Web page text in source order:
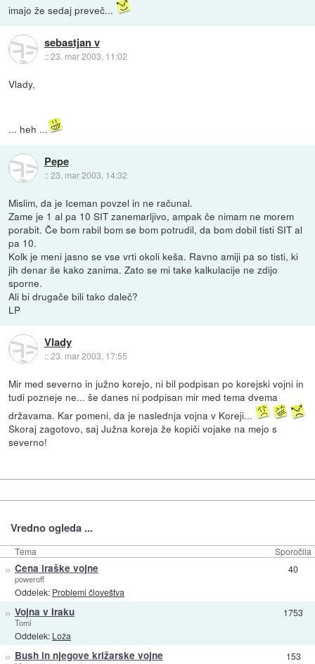
imajo že sedaj preveč...
sebastjan v
::23. mar 2003, 11:02
Vlady,
... heh ...
Pepe
::23. mar 2003, 14:32
Mislim, da je Iceman povzel in ne računal.
Zame je 1 al pa 10 SIT zanemarljivo, ampak če nimam ne morem
porabit. Če bom rabil bom se bom potrudil, da bom dobil tisti SIT al
pa 10.
Kolk je meni jasno se vse vrti okoli keša. Ravno amiji pa so tisti, ki
jih denar še kako zanima. Zato se mi take kalkulacije ne zdijo
sporne.
Ali bi drugače bili tako daleč?
LP
Vlady
::23. mar 2003, 17:55
Mir med severno in južno korejo, ni bil podpisan po korejski vojni in
tudi pozneje ne... še danes ni podpisan mir med tema dvema
državama. Kar pomeni, da je naslednja vojna v Koreji...
Skoraj zagotovo, saj Južna koreja že kopiči vojake na mejo s
severno!
Vredno ogleda ...
Tema Sporočila
» Cena iraške vojne
poweroff
Oddelek: Problemi človeštva
40
» Vojna v Iraku
Tomi
Oddelek: Loža
1753
» Bush in njegove križarske vojne 153